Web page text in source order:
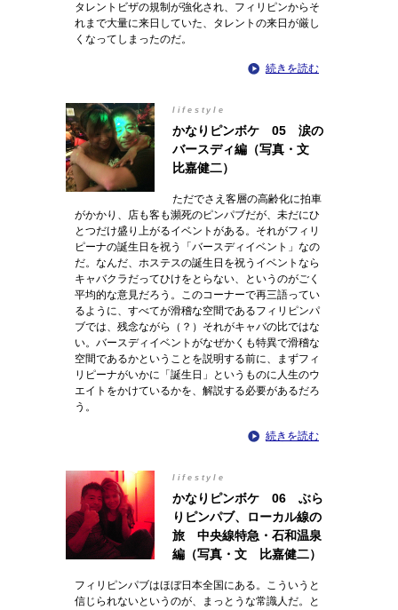
タレントビザの規制が強化され、フィリピンからそ
れまで大量に来日していた、タレントの来日が厳し
くなってしまったのだ。
続きを読む
lifestyle
かなりピンボケ 05 涙の
バースディ編（写真・文
比嘉健二）
ただでさえ客層の高齢化に拍車
がかかり、店も客も瀕死のピンパブだが、未だにひ
とつだけ盛り上がるイベントがある。それがフィリ
ピーナの誕生日を祝う「バースディイベント」なの
だ。なんだ、ホステスの誕生日を祝うイベントなら
キャバクラだってひけをとらない、というのがごく
平均的な意見だろう。このコーナーで再三語ってい
るように、すべてが滑稽な空間であるフィリピンパ
ブでは、残念ながら（？）それがキャバの比ではな
い。バースディイベントがなぜかくも特異で滑稽な
空間であるかということを説明する前に、まずフィ
リピーナがいかに「誕生日」というものに人生のウ
エイトをかけているかを、解説する必要があるだろ
う。
続きを読む
lifestyle
かなりピンボケ 06 ぶら
りピンパブ、ローカル線の
旅 中央線特急・石和温泉
編（写真・文 比嘉健二）
フィリピンパブはほぼ日本全国にある。こういうと
信じられないというのが、まっとうな常識人だ。と